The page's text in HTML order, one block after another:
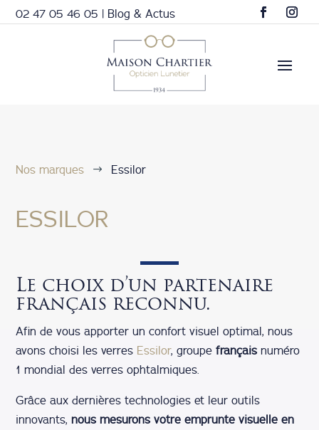
02 47 05 46 05 | Blog & Actus
Nos marques $ Essilor
ESSILOR
Le choix d’un partenaire
français reconnu.
Afin de vous apporter un confort visuel optimal, nous
avons choisi les verres Essilor, groupefrançais numéro
1 mondial des verres ophtalmiques.
Grâce aux dernières technologies et leur outils
innovants,nous mesurons votre emprunte visuelle en